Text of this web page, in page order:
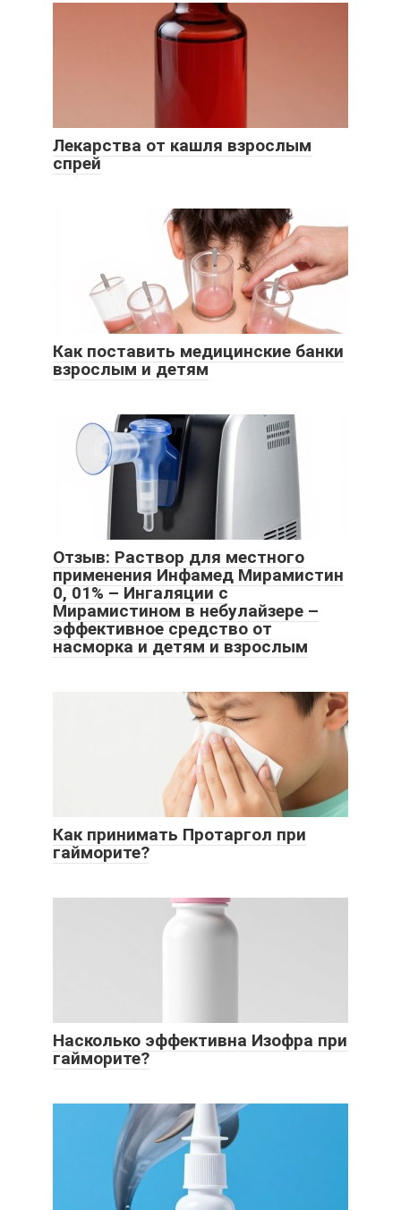
Лекарства от кашля взрослым
спрей
Как поставить медицинские банки
взрослым и детям
Отзыв: Раствор для местного
применения Инфамед Мирамистин
0, 01% – Ингаляции с
Мирамистином в небулайзере –
эффективное средство от
насморка и детям и взрослым
Как принимать Протаргол при
гайморите?
Насколько эффективна Изофра при
гайморите?